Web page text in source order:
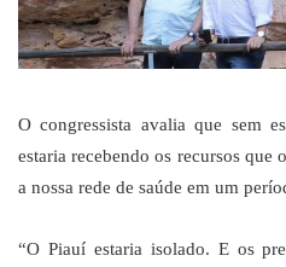
O congressista avalia que sem
estaria recebendo os recursos que
a nossa rede de saúde em um
“O Piauí estaria isolado. E os